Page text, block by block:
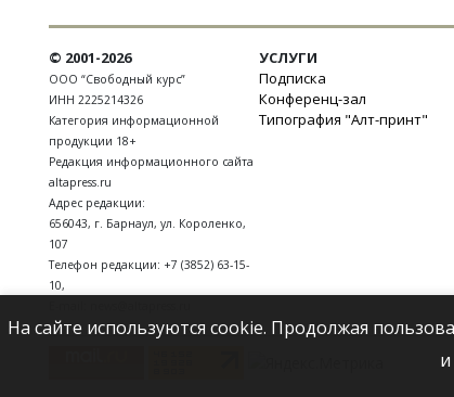
© 2001-2026
ООО “Свободный курс”
ИНН 2225214326
Категория информационной
продукции 18+
Редакция информационного сайта
altapress.ru
Адрес редакции:
656043, г. Барнаул, ул. Короленко,
107
Телефон редакции: +7 (3852) 63-15-
10,
УСЛУГИ
Подписка
Конференц-зал
Типография "Алт-принт"
На сайте используются cookie. Продолжая